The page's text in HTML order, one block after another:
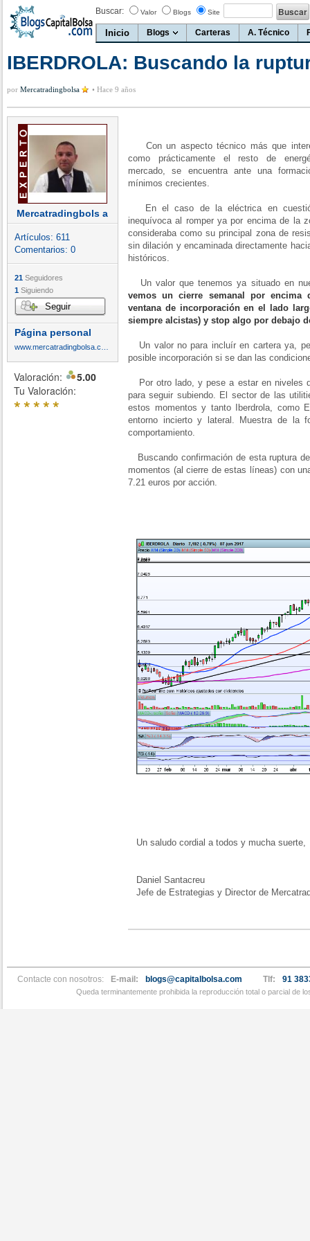
Buscar: Valor Blogs Site
Inicio Blogs Carteras A. Técnico
IBERDROLA: Buscando la
por Mercatradingbolsa • Hace 9 años
Mercatradingbols a
Artículos: 611
Comentarios: 0
21 Seguidores
1 Siguiendo
Seguir
Página personal
Valoración:
5.00
Tu Valoración:
*****
Con un aspecto técnico más que
como prácticamente el resto de
mercado, se encuentra ante una
mínimos crecientes.
En el caso de la eléctrica en
inequívoca al romper ya por encima de la
consideraba como su principal zona de
sin dilación y encaminada directamente
históricos.
Un valor que tenemos ya situado en
vemos un cierre semanal por encima
ventana de incorporación en el lado
siempre alcistas) y stop algo por debajo
Un valor no para incluír en cartera ya,
posible incorporación si se dan las
Por otro lado, y pese a estar en niveles
para seguir subiendo. El sector de las
estos momentos y tanto Iberdrola, como
entorno incierto y lateral. Muestra de la
comportamiento.
Buscando confirmación de esta ruptura
momentos (al cierre de estas líneas) con
7.21 euros por acción.
Un saludo cordial a todos y mucha suerte,
Daniel Santacreu
Jefe de Estrategias y Director de
Contacte con nosotros: E-mail: blogs@capitalbolsa.com Tlf: 91
Queda terminantemente prohibida la reproducción total o parcial de